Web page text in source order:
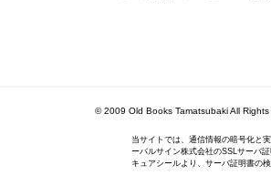
© 2009 Old Books Tamatsubaki All Rights
当サイトでは、通信情報の暗号化と
ーバルサイン株式会社のSSLサーバ
キュアシールより、サーバ証明書の